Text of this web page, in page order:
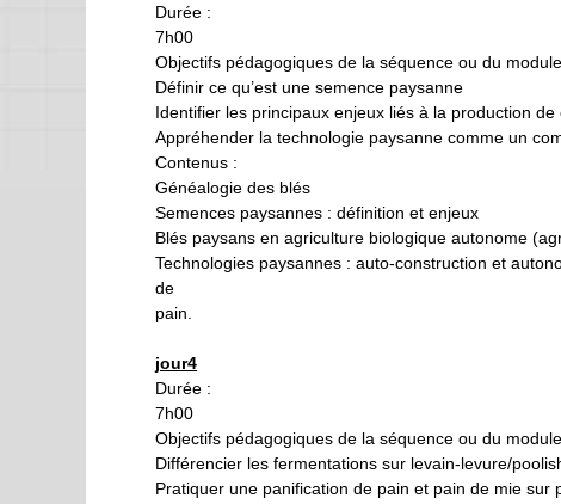
Durée :
7h00
Objectifs pédagogiques de la séquence ou du
Définir ce qu’est une semence paysanne
Identifier les principaux enjeux liés à la production
Appréhender la technologie paysanne comme un
Contenus :
Généalogie des blés
Semences paysannes : définition et enjeux
Blés paysans en agriculture biologique autonome
Technologies paysannes : auto-construction et
de
pain.
jour4
Durée :
7h00
Objectifs pédagogiques de la séquence ou du
Différencier les fermentations sur levain-levure/
Pratiquer une panification de pain et pain de mie sur